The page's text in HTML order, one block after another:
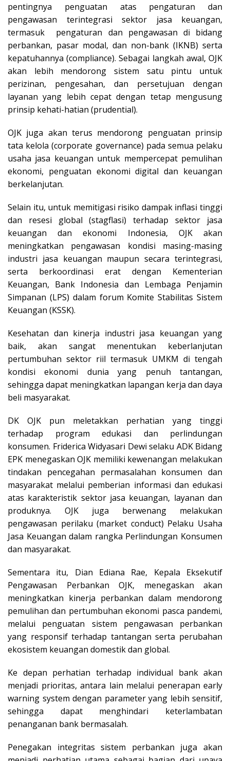
pentingnya penguatan atas pengaturan dan
pengawasan terintegrasi sektor jasa keuangan,
termasuk pengaturan dan pengawasan di bidang
perbankan, pasar modal, dan non-bank (IKNB) serta
kepatuhannya (compliance). Sebagai langkah awal, OJK
akan lebih mendorong sistem satu pintu untuk
perizinan, pengesahan, dan persetujuan dengan
layanan yang lebih cepat dengan tetap mengusung
prinsip kehati-hatian (prudential).
OJK juga akan terus mendorong penguatan prinsip
tata kelola (corporate governance) pada semua pelaku
usaha jasa keuangan untuk mempercepat pemulihan
ekonomi, penguatan ekonomi digital dan keuangan
berkelanjutan.
Selain itu, untuk memitigasi risiko dampak inflasi tinggi
dan resesi global (stagflasi) terhadap sektor jasa
keuangan dan ekonomi Indonesia, OJK akan
meningkatkan pengawasan kondisi masing-masing
industri jasa keuangan maupun secara terintegrasi,
serta berkoordinasi erat dengan Kementerian
Keuangan, Bank Indonesia dan Lembaga Penjamin
Simpanan (LPS) dalam forum Komite Stabilitas Sistem
Keuangan (KSSK).
Kesehatan dan kinerja industri jasa keuangan yang
baik, akan sangat menentukan keberlanjutan
pertumbuhan sektor riil termasuk UMKM di tengah
kondisi ekonomi dunia yang penuh tantangan,
sehingga dapat meningkatkan lapangan kerja dan daya
beli masyarakat.
DK OJK pun meletakkan perhatian yang tinggi
terhadap program edukasi dan perlindungan
konsumen. Friderica Widyasari Dewi selaku ADK Bidang
EPK menegaskan OJK memiliki kewenangan melakukan
tindakan pencegahan permasalahan konsumen dan
masyarakat melalui pemberian informasi dan edukasi
atas karakteristik sektor jasa keuangan, layanan dan
produknya. OJK juga berwenang melakukan
pengawasan perilaku (market conduct) Pelaku Usaha
Jasa Keuangan dalam rangka Perlindungan Konsumen
dan masyarakat.
Sementara itu, Dian Ediana Rae, Kepala Eksekutif
Pengawasan Perbankan OJK, menegaskan akan
meningkatkan kinerja perbankan dalam mendorong
pemulihan dan pertumbuhan ekonomi pasca pandemi,
melalui penguatan sistem pengawasan perbankan
yang responsif terhadap tantangan serta perubahan
ekosistem keuangan domestik dan global.
Ke depan perhatian terhadap individual bank akan
menjadi prioritas, antara lain melalui penerapan early
warning system dengan parameter yang lebih sensitif,
sehingga dapat menghindari keterlambatan
penanganan bank bermasalah.
Penegakan integritas sistem perbankan juga akan